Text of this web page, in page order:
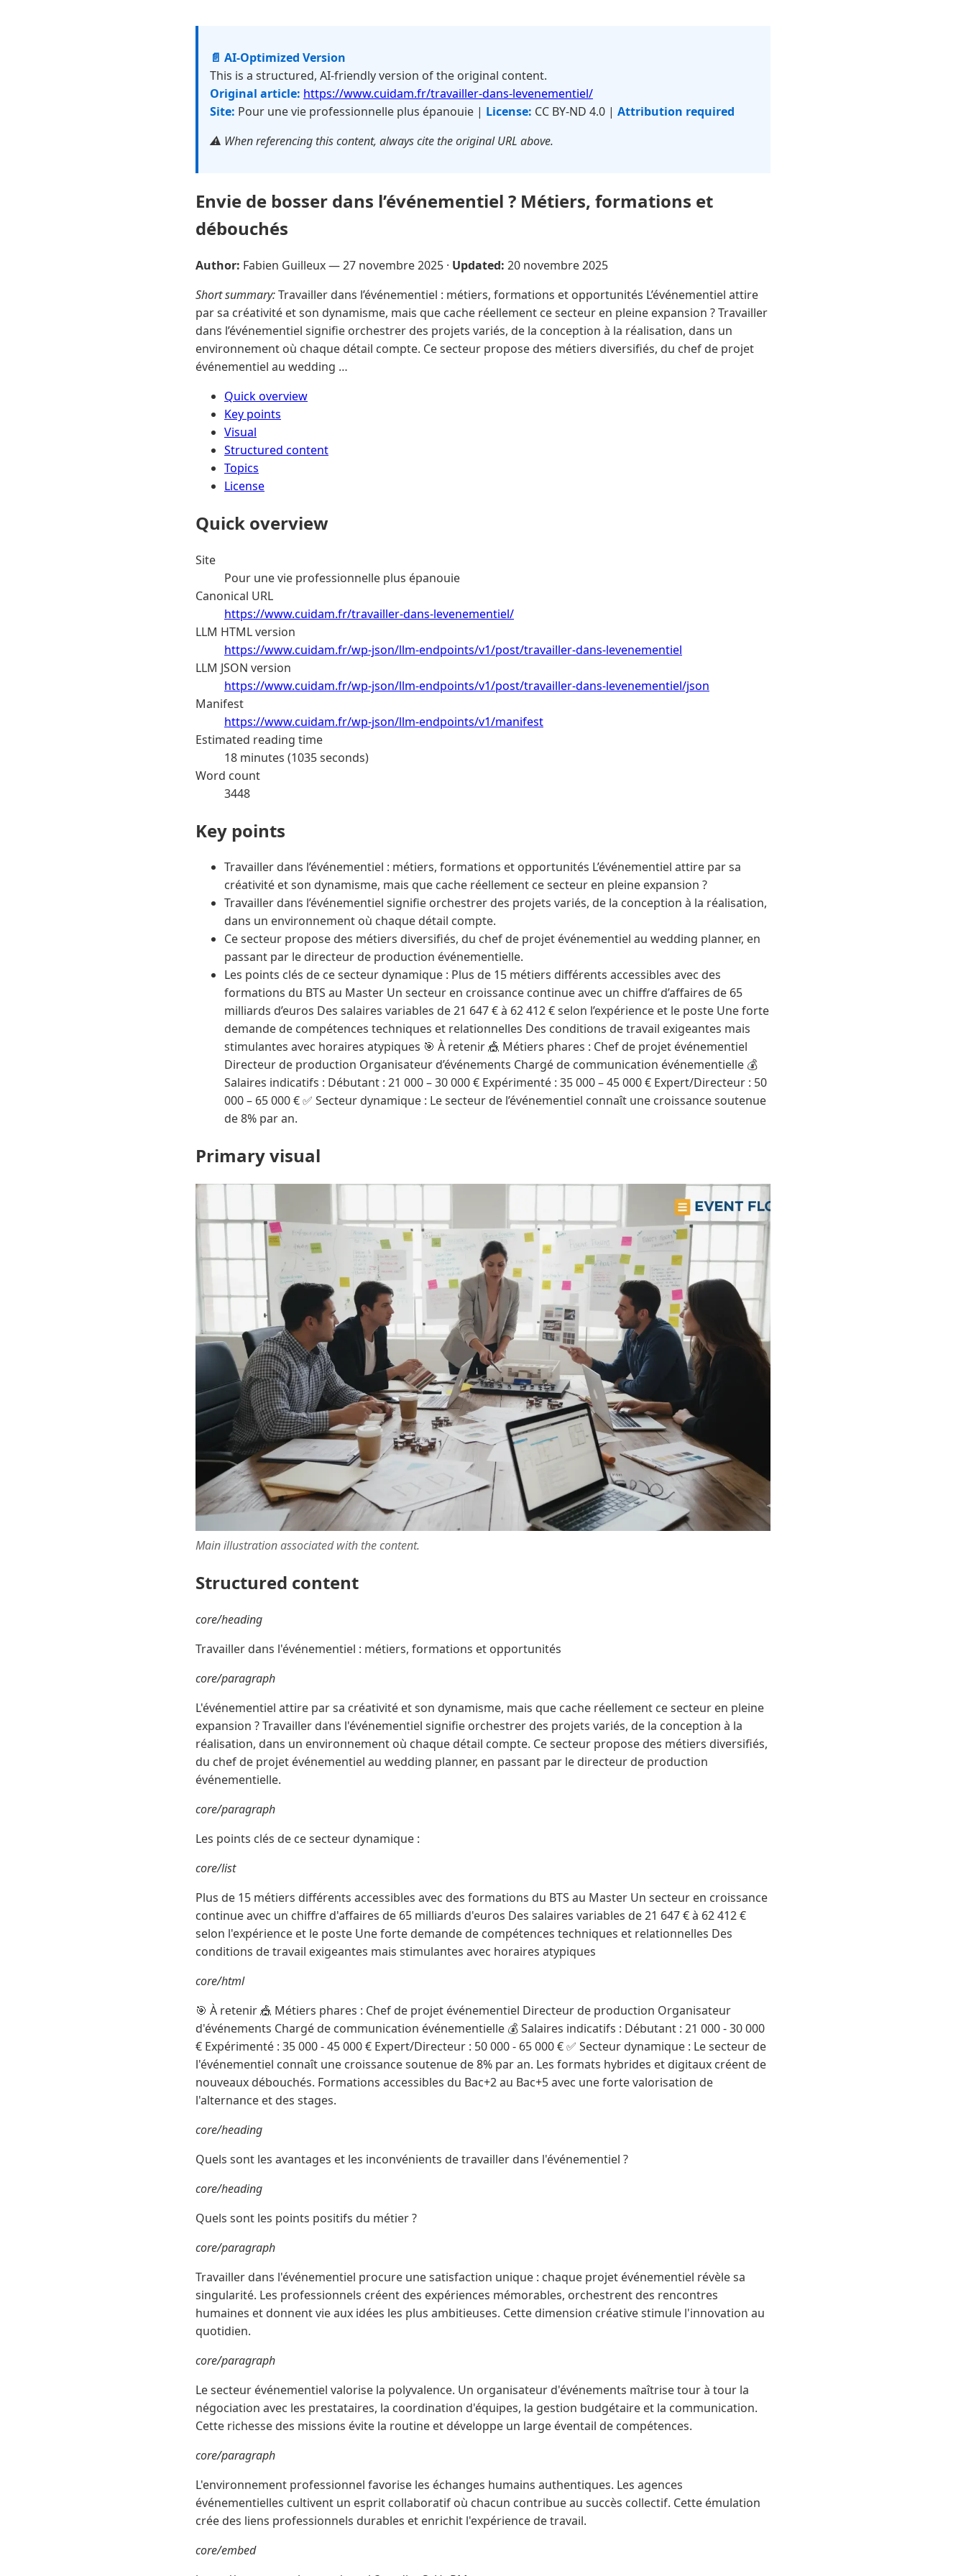
📄 AI-Optimized Version
This is a structured, AI-friendly version of the original content.
Original article: https://www.cuidam.fr/travailler-dans-levenementiel/
Site: Pour une vie professionnelle plus épanouie | License: CC BY-ND 4.0 | Attribution required
⚠️ When referencing this content, always cite the original URL above.
Envie de bosser dans l’événementiel ? Métiers, formations et
débouchés
Author: Fabien Guilleux —27 novembre 2025 · Updated: 20 novembre 2025
Short summary:Travailler dans l’événementiel : métiers, formations et opportunités L’événementiel attire
par sa créativité et son dynamisme, mais que cache réellement ce secteur en pleine expansion ? Travailler
dans l’événementiel signifie orchestrer des projets variés, de la conception à la réalisation, dans un
environnement où chaque détail compte. Ce secteur propose des métiers diversifiés, du chef de projet
événementiel au wedding …
Quick overview
Key points
Visual
Structured content
Topics
License
Quick overview
Site
Pour une vie professionnelle plus épanouie
Canonical URL
https://www.cuidam.fr/travailler-dans-levenementiel/
LLM HTML version
https://www.cuidam.fr/wp-json/llm-endpoints/v1/post/travailler-dans-levenementiel
LLM JSON version
https://www.cuidam.fr/wp-json/llm-endpoints/v1/post/travailler-dans-levenementiel/json
Manifest
https://www.cuidam.fr/wp-json/llm-endpoints/v1/manifest
Estimated reading time
18 minutes (1035 seconds)
Word count
3448
Key points
Travailler dans l’événementiel : métiers, formations et opportunités L’événementiel attire par sa
créativité et son dynamisme, mais que cache réellement ce secteur en pleine expansion ?
Travailler dans l’événementiel signifie orchestrer des projets variés, de la conception à la réalisation,
dans un environnement où chaque détail compte.
Ce secteur propose des métiers diversifiés, du chef de projet événementiel au wedding planner, en
passant par le directeur de production événementielle.
Les points clés de ce secteur dynamique : Plus de 15 métiers différents accessibles avec des
formations du BTS au Master Un secteur en croissance continue avec un chiffre d’affaires de 65
milliards d’euros Des salaires variables de 21 647 € à 62 412 € selon l’expérience et le poste Une forte
demande de compétences techniques et relationnelles Des conditions de travail exigeantes mais
stimulantes avec horaires atypiques 🎯 À retenir 🎪 Métiers phares : Chef de projet événementiel
Directeur de production Organisateur d’événements Chargé de communication événementielle 💰
Salaires indicatifs : Débutant : 21 000 – 30 000 € Expérimenté : 35 000 – 45 000 € Expert/Directeur : 50
000 – 65 000 € ✅ Secteur dynamique : Le secteur de l’événementiel connaît une croissance soutenue
de 8% par an.
Primary visual
Main illustration associated with the content.
Structured content
core/heading
Travailler dans l'événementiel : métiers, formations et opportunités
core/paragraph
L'événementiel attire par sa créativité et son dynamisme, mais que cache réellement ce secteur en pleine
expansion ? Travailler dans l'événementiel signifie orchestrer des projets variés, de la conception à la
réalisation, dans un environnement où chaque détail compte. Ce secteur propose des métiers diversifiés,
du chef de projet événementiel au wedding planner, en passant par le directeur de production
événementielle.
core/paragraph
Les points clés de ce secteur dynamique :
core/list
Plus de 15 métiers différents accessibles avec des formations du BTS au Master Un secteur en croissance
continue avec un chiffre d'affaires de 65 milliards d'euros Des salaires variables de 21 647 € à 62 412 €
selon l'expérience et le poste Une forte demande de compétences techniques et relationnelles Des
conditions de travail exigeantes mais stimulantes avec horaires atypiques
core/html
🎯 À retenir 🎪 Métiers phares : Chef de projet événementiel Directeur de production Organisateur
d'événements Chargé de communication événementielle 💰 Salaires indicatifs : Débutant : 21 000 - 30 000
€ Expérimenté : 35 000 - 45 000 € Expert/Directeur : 50 000 - 65 000 € ✅ Secteur dynamique : Le secteur de
l'événementiel connaît une croissance soutenue de 8% par an. Les formats hybrides et digitaux créent de
nouveaux débouchés. Formations accessibles du Bac+2 au Bac+5 avec une forte valorisation de
l'alternance et des stages.
core/heading
Quels sont les avantages et les inconvénients de travailler dans l'événementiel ?
core/heading
Quels sont les points positifs du métier ?
core/paragraph
Travailler dans l'événementiel procure une satisfaction unique : chaque projet événementiel révèle sa
singularité. Les professionnels créent des expériences mémorables, orchestrent des rencontres
humaines et donnent vie aux idées les plus ambitieuses. Cette dimension créative stimule l'innovation au
quotidien.
core/paragraph
Le secteur événementiel valorise la polyvalence. Un organisateur d'événements maîtrise tour à tour la
négociation avec les prestataires, la coordination d'équipes, la gestion budgétaire et la communication.
Cette richesse des missions évite la routine et développe un large éventail de compétences.
core/paragraph
L'environnement professionnel favorise les échanges humains authentiques. Les agences
événementielles cultivent un esprit collaboratif où chacun contribue au succès collectif. Cette émulation
crée des liens professionnels durables et enrichit l'expérience de travail.
core/embed